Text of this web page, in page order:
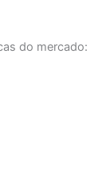
do mercado: